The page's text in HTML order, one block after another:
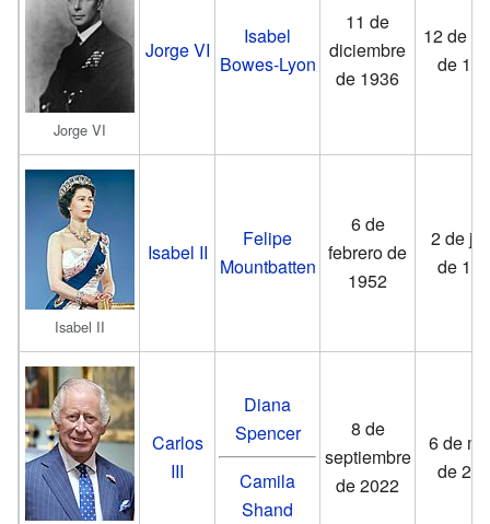
Jorge VI
Jorge VI
Isabel
Bowes-Lyon
11 de
diciembre
de 1936
12 de
de
Isabel II
Isabel II
Felipe
Mountbatten
6 de
febrero de
1952
2 de
de
Carlos
III
Diana
Spencer
Camila
Shand
8 de
septiembre
de 2022
6 de
de